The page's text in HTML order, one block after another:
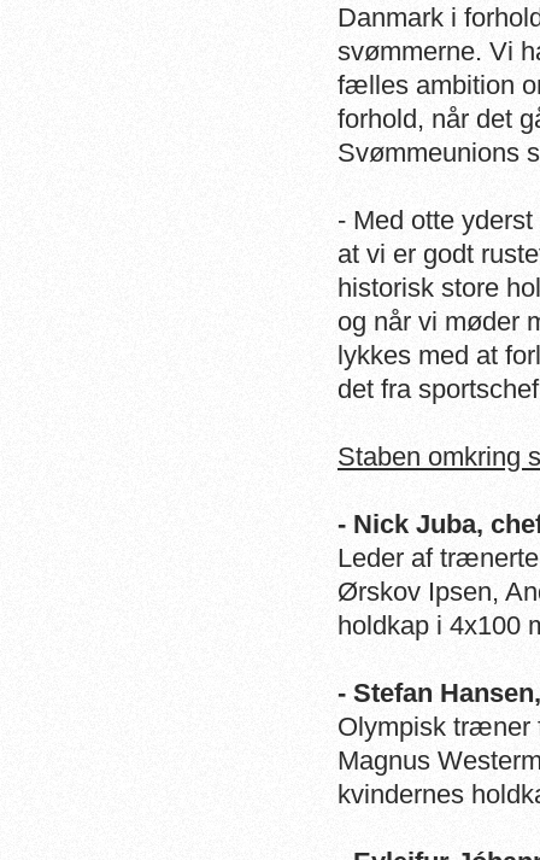
Danmark i
svømmerne. Vi
fælles ambition
forhold, når det
Svømmeunions
- Med otte
at vi er godt
historisk store
og når vi møder
lykkes med at
det fra
Staben omkring
- Nick Juba,
Leder af
Ørskov Ipsen,
holdkap i 4x100
- Stefan
Olympisk træner
Magnus
kvindernes